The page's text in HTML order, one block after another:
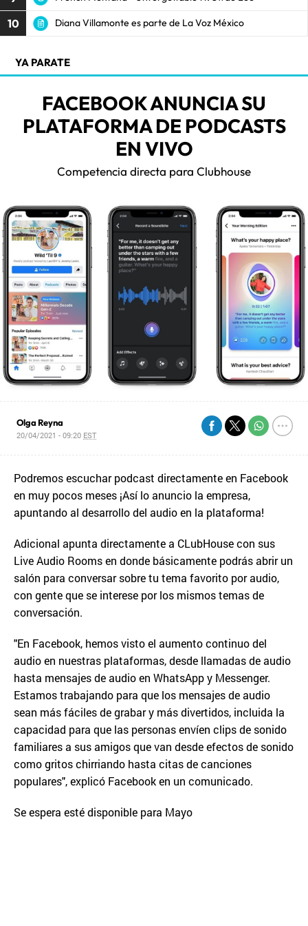
10 Diana Villamonte es parte de La Voz México
YA PARATE
FACEBOOK ANUNCIA SU
PLATAFORMA DE PODCASTS
EN VIVO
Competencia directa para Clubhouse
Olga Reyna
20/04/2021 - 09:20 EST
Podremos escuchar podcast directamente en Facebook
en muy pocos meses ¡Así lo anuncio la empresa,
apuntando al desarrollo del audio en la plataforma!
Adicional apunta directamente a CLubHouse con sus
Live Audio Rooms en donde básicamente podrás abrir un
salón para conversar sobre tu tema favorito por audio,
con gente que se interese por los mismos temas de
conversación.
"En Facebook, hemos visto el aumento continuo del
audio en nuestras plataformas, desde llamadas de audio
hasta mensajes de audio en WhatsApp y Messenger.
Estamos trabajando para que los mensajes de audio
sean más fáciles de grabar y más divertidos, incluida la
capacidad para que las personas envíen clips de sonido
familiares a sus amigos que van desde efectos de sonido
como gritos chirriando hasta citas de canciones
populares", explicó Facebook en un comunicado.
Se espera esté disponible para Mayo